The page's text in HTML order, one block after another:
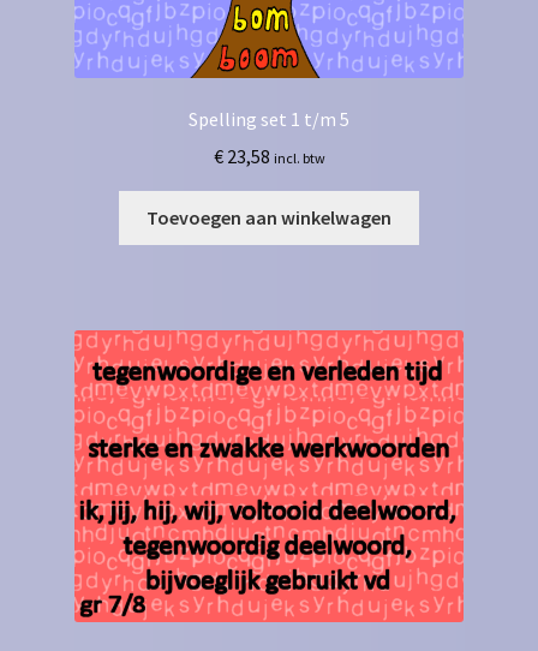
Spelling set 1 t/m 5
€23,58 incl. btw
Toevoegen aan winkelwagen